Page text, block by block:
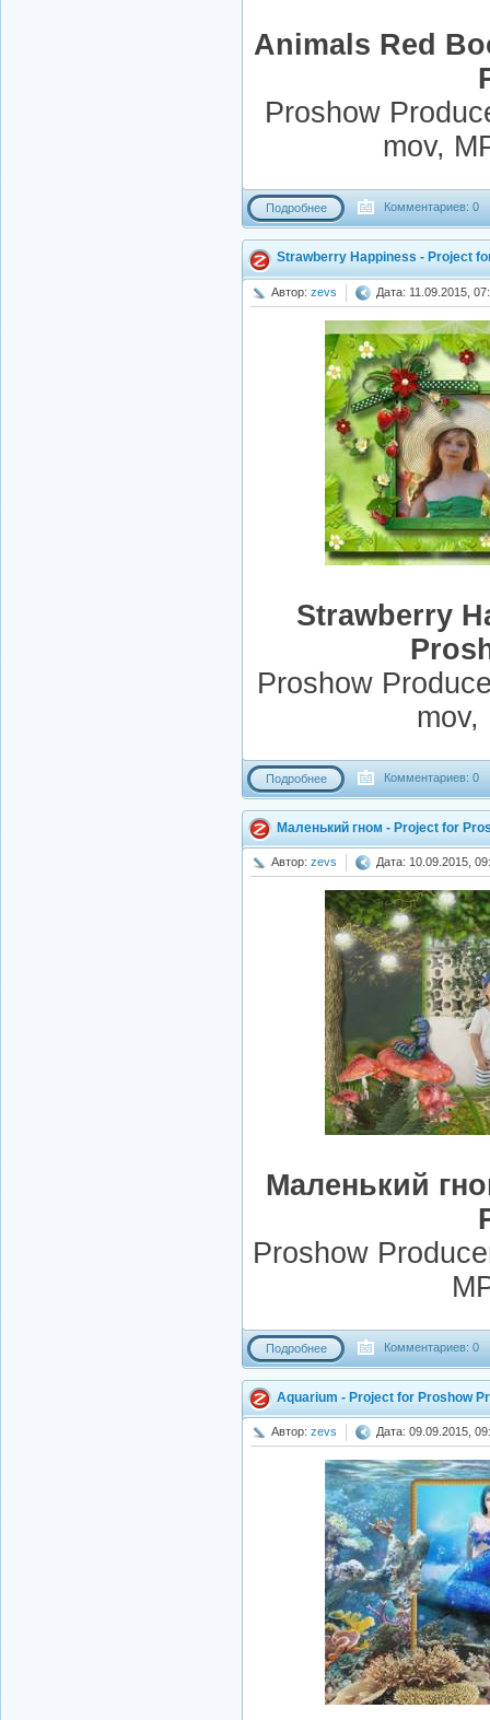
Animals Red
Proshow
mov,
Подробнее Комментариев: 0
Strawberry Happiness - Project
Автор: zevs Дата: 11.09.2015,
Strawberry
Proshow
mov,
Подробнее Комментариев: 0
Маленький гном - Project for
Автор: zevs Дата: 10.09.2015,
Маленький
Proshow
Подробнее Комментариев: 0
Aquarium - Project for Proshow
Автор: zevs Дата: 09.09.2015,